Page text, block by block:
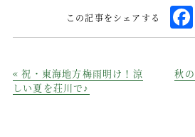
この記事をシェアする
« 祝・東海地方梅雨明け！涼
しい夏を荘川で♪
秋